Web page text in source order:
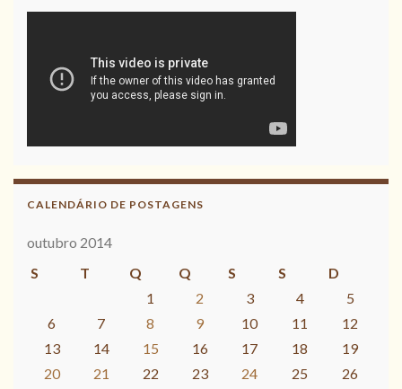
CALENDÁRIO DE POSTAGENS
outubro 2014
S
T Q Q S S
D
1
2 3 4
5
6
7 8 9 10 11
12
13
14 15 16 17 18
19
20
21 22 23 24 25
26